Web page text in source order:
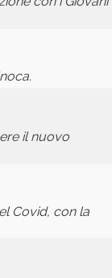
il nuovo
Covid, con la